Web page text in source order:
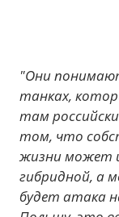
"Они
танках,
там
том, что
жизни может
гибридной, а
будет атака